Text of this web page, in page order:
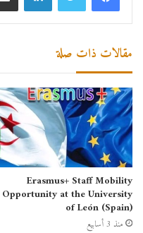
نافذة على معهد العلوم والتكنولوجيا
مقالات ذات صلة
Erasmus+ Staff Mobility
Opportunity at the University
of León (Spain)
منذ 3 أسابيع